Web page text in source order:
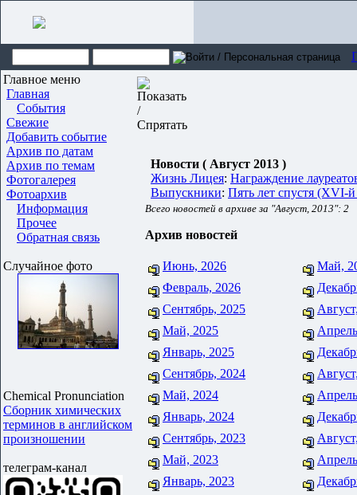
Главное меню
Главная
События
Свежие
Добавить событие
Архив по датам
Архив по темам
Фотогалерея
Фотоархив
Информация
Прочее
Обратная связь
Случайное фото
Chemical Pronunciation
Сборник химических
терминов в английском
произношении
телеграм-канал
Новости ( Август 2013 )
Жизнь Лицея: Награждение
Выпускники: Пять лет спустя (XVI-
Всего новостей в архиве за "Август, 2013": 2
Архив новостей
Июнь, 2026
Май,
Февраль, 2026
Сентябрь, 2025
Май, 2025
Январь, 2025
Сентябрь, 2024
Май, 2024
Январь, 2024
Сентябрь, 2023
Май, 2023
Январь, 2023